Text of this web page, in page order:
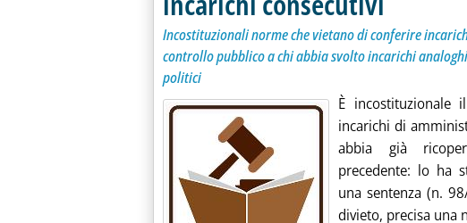
Incostituzionali norme che vietano di conferire
controllo pubblico a chi abbia svolto incarichi
politici
È incostituzionale
incarichi di
abbia già
precedente: lo ha
una sentenza (n.
divieto, precisa una